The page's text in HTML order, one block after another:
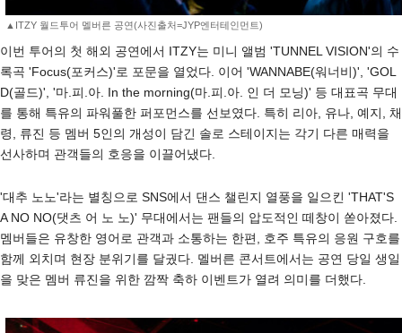
▲ITZY 월드투어 멜버른 공연(사진출처=JYP엔터테인먼트)
이번 투어의 첫 해외 공연에서 ITZY는 미니 앨범 'TUNNEL VISION'의 수
록곡 'Focus(포커스)'로 포문을 열었다. 이어 'WANNABE(워너비)', 'GOL
D(골드)', '마.피.아. In the morning(마.피.아. 인 더 모닝)' 등 대표곡 무대
를 통해 특유의 파워풀한 퍼포먼스를 선보였다. 특히 리아, 유나, 예지, 채
령, 류진 등 멤버 5인의 개성이 담긴 솔로 스테이지는 각기 다른 매력을
선사하며 관객들의 호응을 이끌어냈다.
'대추 노노'라는 별칭으로 SNS에서 댄스 챌린지 열풍을 일으킨 'THAT'S
A NO NO(댓츠 어 노 노)' 무대에서는 팬들의 압도적인 떼창이 쏟아졌다.
멤버들은 유창한 영어로 관객과 소통하는 한편, 호주 특유의 응원 구호를
함께 외치며 현장 분위기를 달궜다. 멜버른 콘서트에서는 공연 당일 생일
을 맞은 멤버 류진을 위한 깜짝 축하 이벤트가 열려 의미를 더했다.